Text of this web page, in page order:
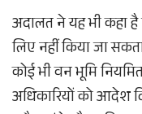
अदालत ने यह भी कहा
लिए नहीं किया जा
कोई भी वन भूमि
अधिकारियों को आदेश